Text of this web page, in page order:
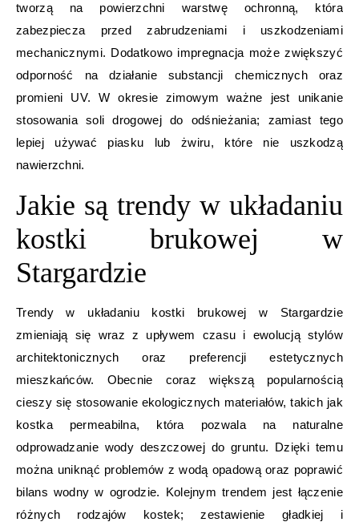
tworzą na powierzchni warstwę ochronną, która
zabezpiecza przed zabrudzeniami i uszkodzeniami
mechanicznymi. Dodatkowo impregnacja może zwiększyć
odporność na działanie substancji chemicznych oraz
promieni UV. W okresie zimowym ważne jest unikanie
stosowania soli drogowej do odśnieżania; zamiast tego
lepiej używać piasku lub żwiru, które nie uszkodzą
nawierzchni.
Jakie są trendy w układaniu
kostki brukowej w
Stargardzie
Trendy w układaniu kostki brukowej w Stargardzie
zmieniają się wraz z upływem czasu i ewolucją stylów
architektonicznych oraz preferencji estetycznych
mieszkańców. Obecnie coraz większą popularnością
cieszy się stosowanie ekologicznych materiałów, takich jak
kostka permeabilna, która pozwala na naturalne
odprowadzanie wody deszczowej do gruntu. Dzięki temu
można uniknąć problemów z wodą opadową oraz poprawić
bilans wodny w ogrodzie. Kolejnym trendem jest łączenie
różnych rodzajów kostek; zestawienie gładkiej i